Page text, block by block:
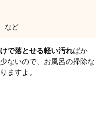
など
で落とせる軽い汚ればか
ないので、お風呂の掃除な
ますよ。